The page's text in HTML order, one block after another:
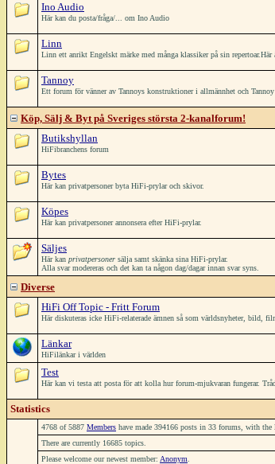
Ino Audio
Här kan du posta/fråga/... om Ino Audio
Linn
Linn ett anrikt Engelskt märke med många klassiker på sin
Tannoy
Ett forum för vänner av Tannoys konstruktioner i allmännhet och
Köp, Sälj & Byt på Sveriges största 2-kanalforum!
Butikshyllan
HiFibranchens forum
Bytes
Här kan privatpersoner byta HiFi-prylar och skivor.
Köpes
Här kan privatpersoner annonsera efter HiFi-prylar.
Säljes
Här kan privatpersoner sälja samt skänka sina HiFi-prylar.
Alla svar modereras och det kan ta någon dag/dagar innan svar syns.
Diverse
HiFi Off Topic - Fritt Forum
Här diskuteras icke HiFi-relaterade ämnen så som världsnyheter, bild,
Länkar
HiFilänkar i världen
Test
Här kan vi testa att posta för att kolla hur forum-mjukvaran fungerar.
Statistics
4768 of 5887 Members have made 394166 posts in 33 forums, with the
There are currently 16685 topics.
Please welcome our newest member: Anonym